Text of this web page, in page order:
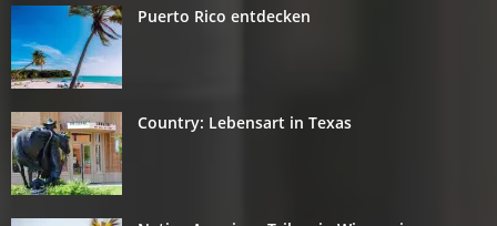
Puerto Rico entdecken
Country: Lebensart in Texas